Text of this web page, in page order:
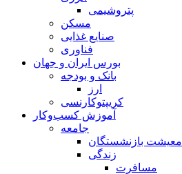
پتروشیمی
مسکن
صنایع غذایی
فناوری
بورس ایران و جهان
بانک و بودجه
ارز
کریپتوکارنسی
آموزش کسب‌وکار
جامعه
معیشت بازنشستگان
زندگی
مسافرت